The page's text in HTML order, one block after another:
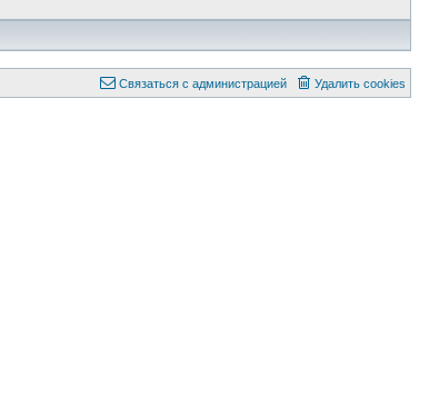
Удалить cookies
Связаться с администрацией